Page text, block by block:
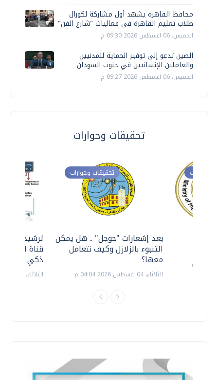
محافظ القاهرة يشهد أول مشاركة لكورال
طلاب تعليم القاهرة في فعاليات "شارع الفن"
الخميس، 06 اغسطس 2026 09:30 م
الصين تدعو إلى توفير الحماية للمدنيين
والعاملين الإنسانيين في جنوب السودان
الخميس، 06 اغسطس 2026 09:27 م
تحقيقات وحوارات
ترشيدا
قناة
ذكي
الثلاثاء، 14 يوليو 2026 06:11 م
تحقيقات وحوارات
بعد إشعارات "جوجل" .. هل يمكن
التنبوء بالزلازل وكيف نتعامل
معها؟
الثلاثاء، 04 اغسطس 2026 04:04 م
وحوارات